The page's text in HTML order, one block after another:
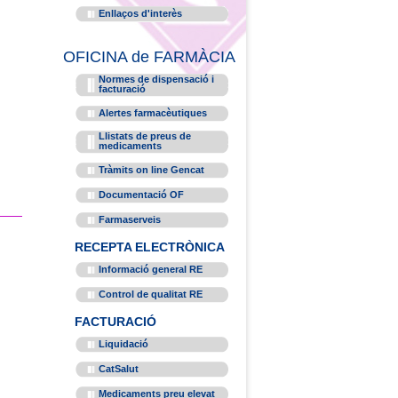
Enllaços d'interès
OFICINA de FARMÀCIA
Normes de dispensació i
facturació
Alertes farmacèutiques
Llistats de preus de
medicaments
Tràmits on line Gencat
Documentació OF
Farmaserveis
RECEPTA ELECTRÒNICA
Informació general RE
Control de qualitat RE
FACTURACIÓ
Liquidació
CatSalut
Medicaments preu elevat